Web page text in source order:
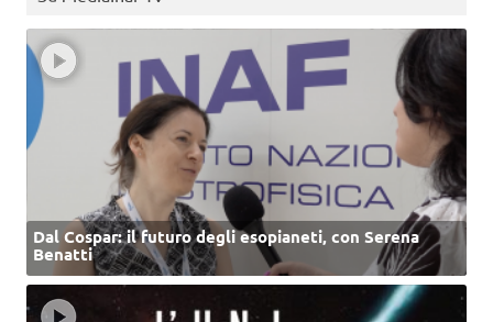
Dal Cospar: il futuro degli esopianeti, con Serena
Benatti